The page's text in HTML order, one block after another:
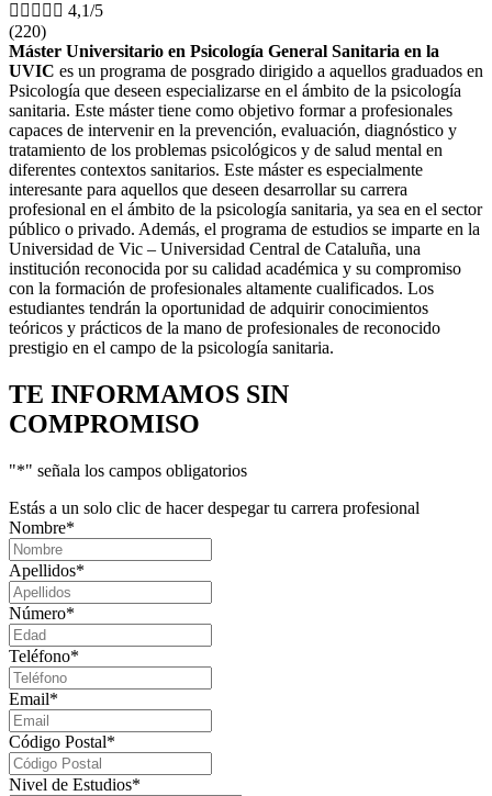
     4,1/5
(220)
Máster Universitario en Psicología General Sanitaria en la
UVIC es un programa de posgrado dirigido a aquellos graduados en
Psicología que deseen especializarse en el ámbito de la psicología
sanitaria. Este máster tiene como objetivo formar a profesionales
capaces de intervenir en la prevención, evaluación, diagnóstico y
tratamiento de los problemas psicológicos y de salud mental en
diferentes contextos sanitarios. Este máster es especialmente
interesante para aquellos que deseen desarrollar su carrera
profesional en el ámbito de la psicología sanitaria, ya sea en el sector
público o privado. Además, el programa de estudios se imparte en la
Universidad de Vic – Universidad Central de Cataluña, una
institución reconocida por su calidad académica y su compromiso
con la formación de profesionales altamente cualificados. Los
estudiantes tendrán la oportunidad de adquirir conocimientos
teóricos y prácticos de la mano de profesionales de reconocido
prestigio en el campo de la psicología sanitaria.
TE INFORMAMOS SIN
COMPROMISO
"*" señala los campos obligatorios
Estás a un solo clic de hacer despegar tu carrera profesional
Nombre*
Apellidos*
Número*
Teléfono*
Email*
Código Postal*
Nivel de Estudios*